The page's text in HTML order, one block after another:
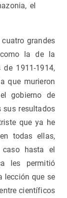
el
grandes
la de la
de 1911-1914,
que murieron
gobierno de
sus resultados
que ya he
todas ellas,
hasta el
les permitió
lección que se
científicos